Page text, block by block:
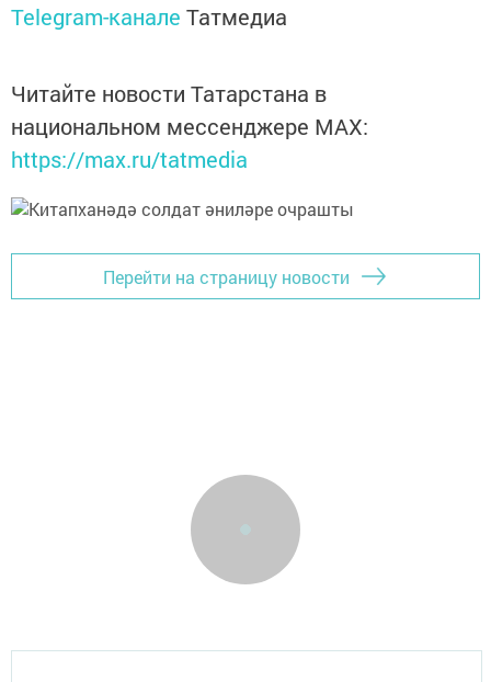
Telegram-канале Татмедиа
Читайте новости Татарстана в
национальном мессенджере MАХ:
https://max.ru/tatmedia
Перейти на страницу новости